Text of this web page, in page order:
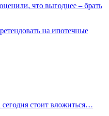
что выгоднее – брать
на ипотечные
стоит вложиться…